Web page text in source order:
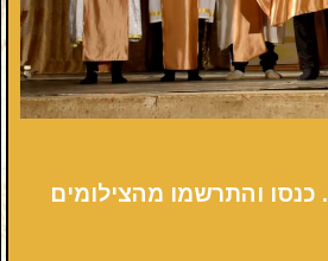
. כנסו והתרשמו מהצילומים